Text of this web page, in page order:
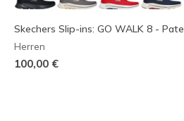
Skechers Slip-ins: GO WALK 8 - Pate
Herren
100,00 €